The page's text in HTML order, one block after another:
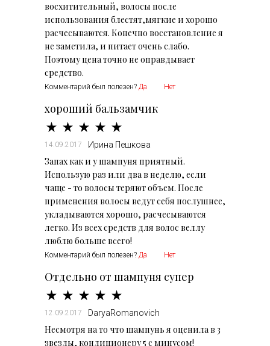
восхитительный, волосы после
использования блестят,мягкие и хорошо
расчесываются. Конечно восстановление я
не заметила, и питает очень слабо.
Поэтому цена точно не оправдывает
средство.
Комментарий был полезен? Да Нет
хороший бальзамчик
14.09.2017 Ирина Пешкова
Запах как и у шампуня приятный.
Использую раз или два в неделю, если
чаще - то волосы теряют объем. После
применения волосы ведут себя послушнее,
укладываются хорошо, расчесываются
легко. Из всех средств для волос веллу
люблю больше всего!
Комментарий был полезен? Да Нет
Отдельно от шампуня супер
12.09.2017 DaryaRomanovich
Несмотря на то что шампунь я оценила в 3
звезды, кондиционеру 5 с минусом!